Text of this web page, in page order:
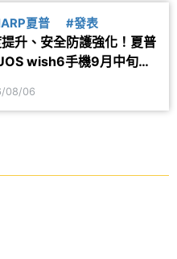
夏普 #發表
升、安全防護強化！夏普
wish6手機9月中旬台
08/06